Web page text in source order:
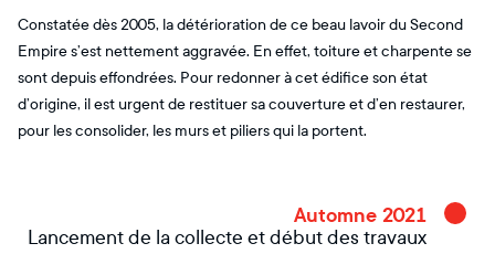
Constatée dès 2005, la détérioration de ce beau lavoir du Second
Empire s’est nettement aggravée. En effet, toiture et charpente se
sont depuis effondrées. Pour redonner à cet édifice son état
d’origine, il est urgent de restituer sa couverture et d’en restaurer,
pour les consolider, les murs et piliers qui la portent.
Automne 2021
Lancement de la collecte et début des travaux